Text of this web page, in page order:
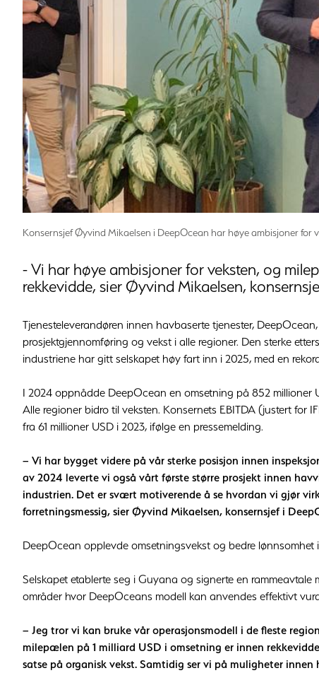
Konsernsjef Øyvind Mikaelsen i DeepOcean har høye ambisjoner for
- Vi har høye ambisjoner for veksten, og
rekkevidde, sier Øyvind Mikaelsen,
Tjenesteleverandøren innen havbaserte tjenester,
prosjektgjennomføring og vekst i alle regioner. Den sterke
industriene har gitt selskapet høy fart inn i 2025, med en
I 2024 oppnådde DeepOcean en omsetning på 852 millioner
Alle regioner bidro til veksten. Konsernets EBITDA (justert for
fra 61 millioner USD i 2023, ifølge en pressemelding.
– Vi har bygget videre på vår sterke posisjon innen
av 2024 leverte vi også vårt første større prosjekt innen
industrien. Det er svært motiverende å se hvordan vi gjør
forretningsmessig, sier Øyvind Mikaelsen, konsernsjef i
DeepOcean opplevde omsetningsvekst og bedre
Selskapet etablerte seg i Guyana og signerte en
områder hvor DeepOceans modell kan anvendes effektivt
– Jeg tror vi kan bruke vår operasjonsmodell i de fleste
milepælen på 1 milliard USD i omsetning er innen
satse på organisk vekst. Samtidig ser vi på muligheter